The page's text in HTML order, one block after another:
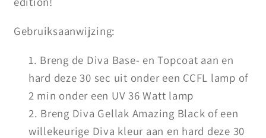
Gebruiksaanwijzing:
Breng de Diva Base- en Topcoat aan en
hard deze 30 sec uit onder een CCFL lamp of
2 min onder een UV 36 Watt lamp
Breng Diva Gellak Amazing Black of een
willekeurige Diva kleur aan en hard deze 30